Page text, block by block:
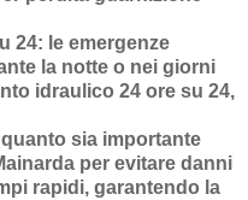
24: le emergenze
la notte o nei giorni
idraulico 24 ore su 24,
sia importante
per evitare danni
rapidi, garantendo la